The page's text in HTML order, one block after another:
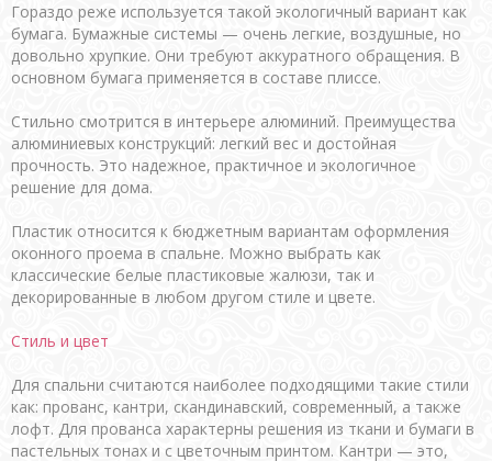
Гораздо реже используется такой экологичный вариант как
бумага. Бумажные системы — очень легкие, воздушные, но
довольно хрупкие. Они требуют аккуратного обращения. В
основном бумага применяется в составе плиссе.
Стильно смотрится в интерьере алюминий. Преимущества
алюминиевых конструкций: легкий вес и достойная
прочность. Это надежное, практичное и экологичное
решение для дома.
Пластик относится к бюджетным вариантам оформления
оконного проема в спальне. Можно выбрать как
классические белые пластиковые жалюзи, так и
декорированные в любом другом стиле и цвете.
Стиль и цвет
Для спальни считаются наиболее подходящими такие стили
как: прованс, кантри, скандинавский, современный, а также
лофт. Для прованса характерны решения из ткани и бумаги в
пастельных тонах и с цветочным принтом. Кантри — это,